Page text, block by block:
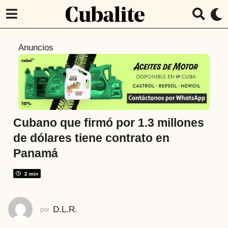
t
á
s
5
ñ
o
s
Anuncios
Cubano que firmó por 1.3 millones
de dólares tiene contrato en
Panamá
2 min
por D.L.R.